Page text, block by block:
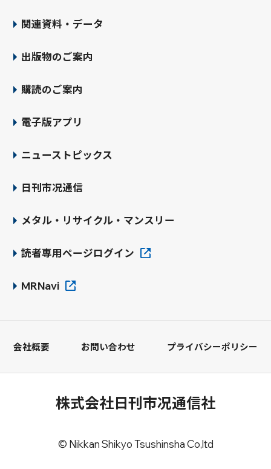
関連資料・データ
出版物のご案内
購読のご案内
電子版アプリ
ニューストピックス
日刊市况通信
メタル・リサイクル・マンスリー
読者専用ページログイン
MRNavi
会社概要 お問い合わせ プライバシーポリシー
株式会社日刊市况通信社
© Nikkan Shikyo Tsushinsha Co,ltd